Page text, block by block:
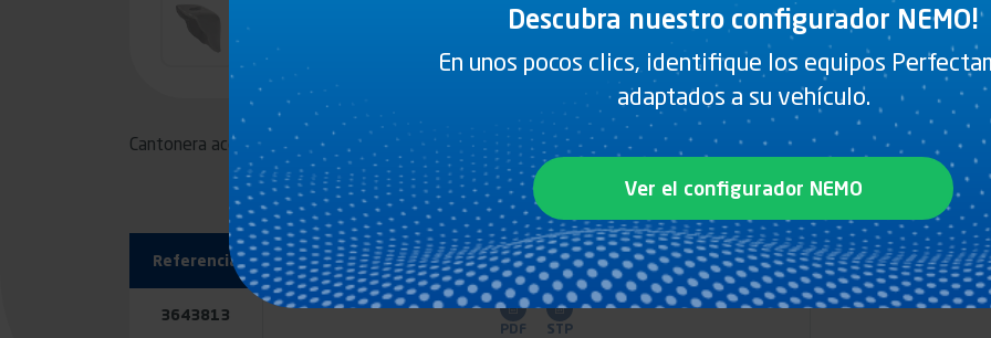
Cantonera acero bruto con taladro para soldadura y taladro oblongo 15 x 24
Referencia Planos
3643813
PDF STP
Descubra nuestro configurador NEMO!
En unos pocos clics, identifique los equipos
adaptados a su vehículo.
Ver el configurador NEMO